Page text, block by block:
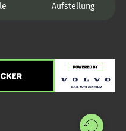
Aufstellung